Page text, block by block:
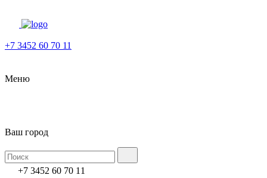
+7 3452 60 70 11
Меню
Ваш город
+7 3452 60 70 11